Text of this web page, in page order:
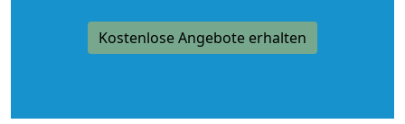
Kostenlose Angebote erhalten